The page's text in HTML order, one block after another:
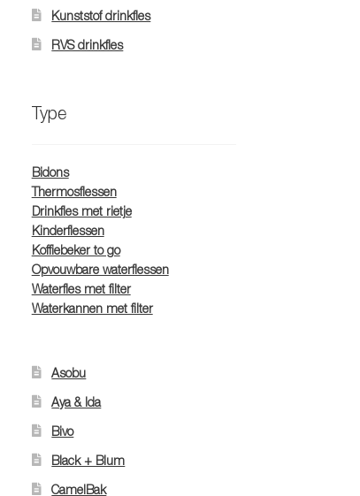
Kunststof drinkfles
RVS drinkfles
Type
Bidons
Thermosflessen
Drinkfles met rietje
Kinderflessen
Koffiebeker to go
Opvouwbare waterflessen
Waterfles met filter
Waterkannen met filter
Asobu
Aya & Ida
Bivo
Black + Blum
CamelBak